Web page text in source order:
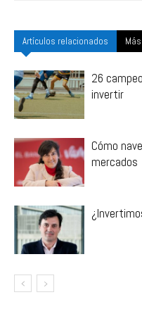
Artículos relacionados
26
invertir
Cómo
mercados